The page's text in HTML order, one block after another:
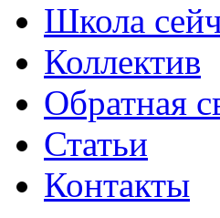
Школа
Коллектив
Обратная
Статьи
Контакты